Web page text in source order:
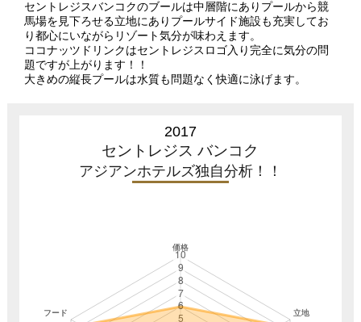
セントレジスバンコクのブールは中層階にありプールから競
馬場を見下ろせる立地にありプールサイド施設も充実してお
り都心にいながらリゾート気分が味わえます。
ココナッツドリンクはセントレジスロゴ入り完全に気分の問
題ですが上がります！！
大きめの縦長プールは水質も問題なく快適に泳げます。
2017
セントレジス バンコク
アジアンホテルズ独自分析！！